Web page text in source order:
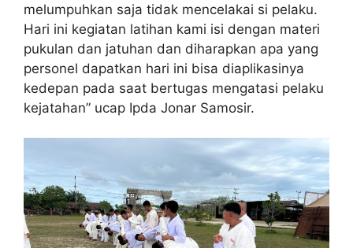
melumpuhkan saja tidak mencelakai si pelaku.
Hari ini kegiatan latihan kami isi dengan materi
pukulan dan jatuhan dan diharapkan apa yang
personel dapatkan hari ini bisa diaplikasinya
kedepan pada saat bertugas mengatasi pelaku
kejatahan” ucap Ipda Jonar Samosir.